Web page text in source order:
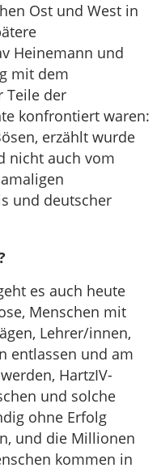
Ost und West in
Heinemann und
mit dem
Teile der
konfrontiert waren:
erzählt wurde
nicht auch vom
und deutscher
es auch heute
Menschen mit
Lehrer/innen,
entlassen und am
HartzIV-
und solche
ohne Erfolg
und die Millionen
kommen in